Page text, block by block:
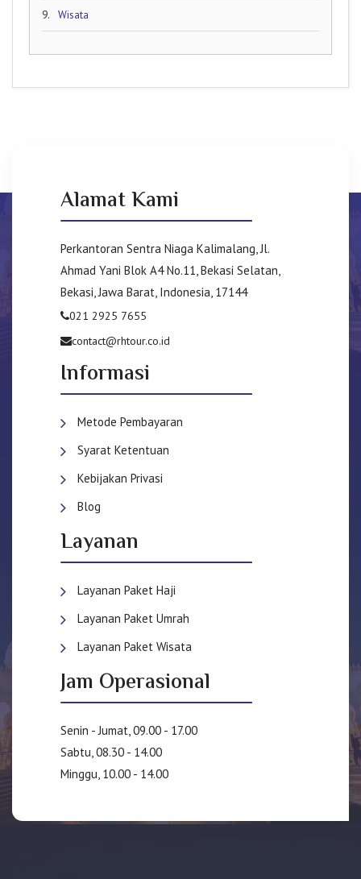
9. Wisata
Alamat Kami
Perkantoran Sentra Niaga Kalimalang, Jl.
Ahmad Yani Blok A4 No.11, Bekasi Selatan,
Bekasi, Jawa Barat, Indonesia, 17144
021 2925 7655
contact@rhtour.co.id
Informasi
Metode Pembayaran
Syarat Ketentuan
Kebijakan Privasi
Blog
Layanan
Layanan Paket Haji
Layanan Paket Umrah
Layanan Paket Wisata
Jam Operasional
Senin - Jumat, 09.00 - 17.00
Sabtu, 08.30 - 14.00
Minggu, 10.00 - 14.00